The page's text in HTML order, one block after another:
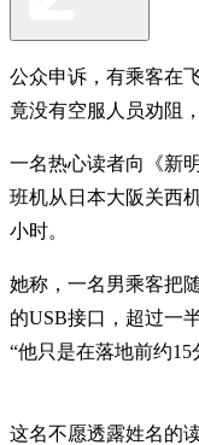
公众申诉，有乘客在
竟没有空服人员劝阻
一名热心读者向《新
班机从日本大阪关西
小时。
她称，一名男乘客把
的USB接口，超过一
“他只是在落地前约
这名不愿透露姓名的